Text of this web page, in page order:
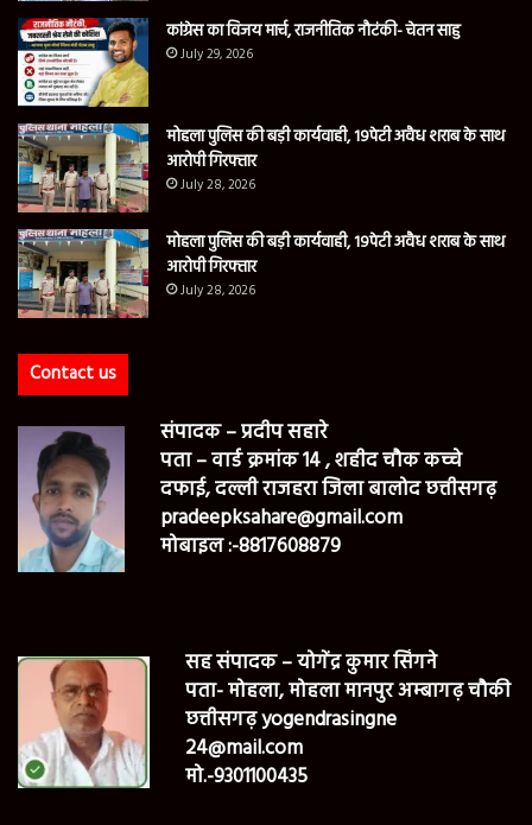
कांग्रेस का विजय मार्च, राजनीतिक नौटंकी- चेतन साहु
July 29, 2026
मोहला पुलिस की बड़ी कार्यवाही, 19पेटी अवैध शराब के साथ
आरोपी गिरफ्तार
July 28, 2026
मोहला पुलिस की बड़ी कार्यवाही, 19पेटी अवैध शराब के साथ
आरोपी गिरफ्तार
July 28, 2026
Contact us
संपादक – प्रदीप सहारे
पता – वार्ड क्रमांक 14 , शहीद चौक कच्चे
दफाई, दल्ली राजहरा जिला बालोद छत्तीसगढ़
pradeepksahare@gmail.com
मोबाइल :-8817608879
सह संपादक – योगेंद्र कुमार सिंगने
पता- मोहला, मोहला मानपुर अम्बागढ़ चौकी
छत्तीसगढ़ yogendrasingne
24@mail.com
मो.-9301100435